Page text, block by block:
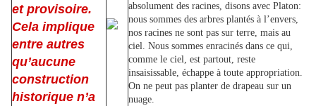
et provisoire.
Cela implique
entre autres
qu’aucune
construction
historique n’a
absolument des racines, disons avec Platon:
nous sommes des arbres plantés à l’envers,
nos racines ne sont pas sur terre, mais au
ciel. Nous sommes enracinés dans ce qui,
comme le ciel, est partout, reste
insaisissable, échappe à toute appropriation.
On ne peut pas planter de drapeau sur un
nuage.